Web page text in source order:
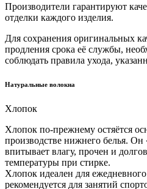
Производители гарантируют
отделки каждого изделия.
Для сохранения оригинальных
продления срока её службы,
соблюдать правила ухода,
Натуральные волокна
Хлопок
Хлопок по-прежнему остяётся
производстве нижнего белья.
впитывает влагу, прочен и
температуры при стирке.
Хлопок идеален для
рекомендуется для занятий